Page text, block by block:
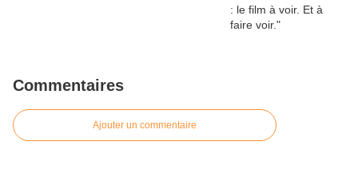
Commentaires
Ajouter un commentaire